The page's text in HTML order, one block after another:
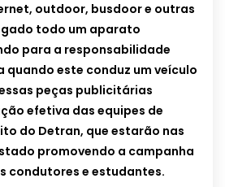
outdoor, busdoor e outras
todo um aparato
para a responsabilidade
este conduz um veículo
peças publicitárias
efetiva das equipes de
do Detran, que estarão nas
promovendo a campanha
condutores e estudantes.